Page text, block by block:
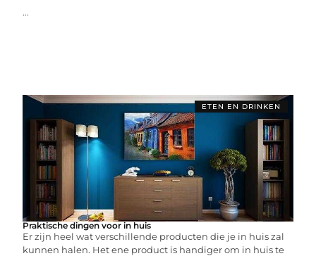
...
ETEN EN DRINKEN
Praktische dingen voor in huis
Er zijn heel wat verschillende producten die je in huis zal
kunnen halen. Het ene product is handiger om in huis te